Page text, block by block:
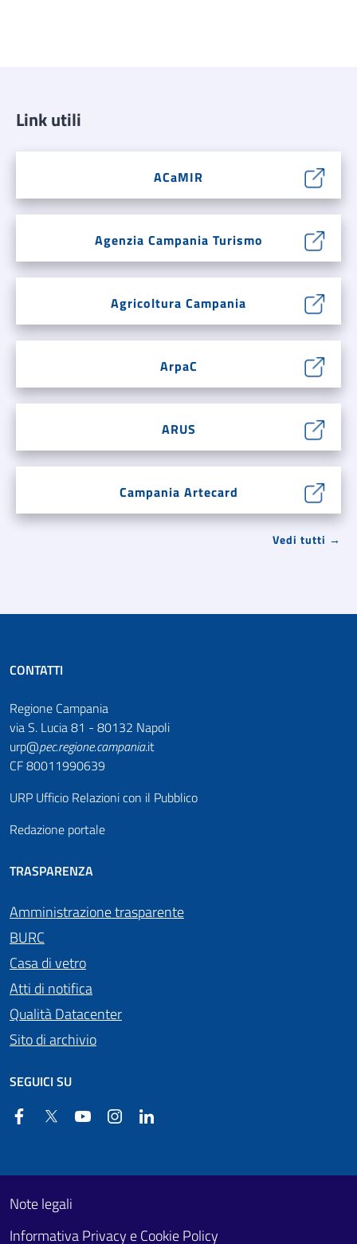
Link utili
ACaMIR
Agenzia Campania Turismo
Agricoltura Campania
ArpaC
ARUS
Campania Artecard
Vedi tutti →
CONTATTI
Regione Campania
via S. Lucia 81 - 80132 Napoli
urp@pec.regione.campania.it
CF 80011990639
URP Ufficio Relazioni con il Pubblico
Redazione portale
TRASPARENZA
Amministrazione trasparente
BURC
Casa di vetro
Atti di notifica
Qualità Datacenter
Sito di archivio
SEGUICI SU
FacebookTwitter YouTube Instagram
Footer First
Useful links section
Note legali
Informativa Privacy e Cookie Policy